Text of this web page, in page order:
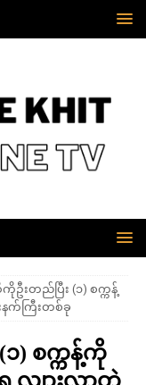
ဦးတည်ပြီး (၁) စက္ကန့်
နက်ကြီးတစ်ခု
၁) စက္ကန့်ကို